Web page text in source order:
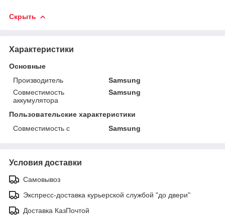
Скрыть
Характеристики
Основные
Производитель
Samsung
Совместимость
аккумулятора
Samsung
Пользовательские характеристики
Совместимость с
Samsung
Условия доставки
Самовывоз
Экспресс-доставка курьерской службой "до двери"
Доставка КазПочтой